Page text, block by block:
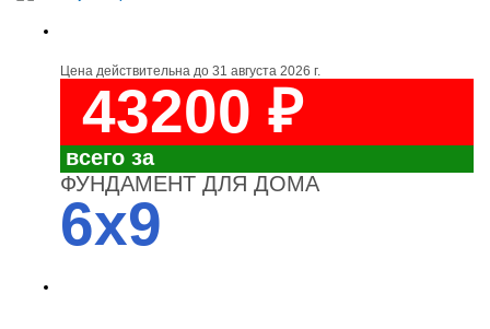
Цена действительна до 31 августа 2026 г.
43200 ₽
всего за
ФУНДАМЕНТ ДЛЯ ДОМА
6x9